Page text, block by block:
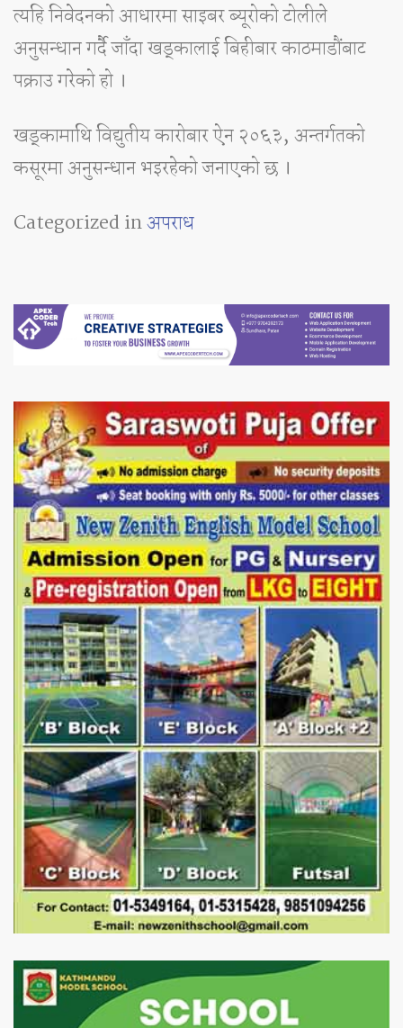
त्यहि निवेदनको आधारमा साइबर ब्यूरोको टोलीले
अनुसन्धान गर्दै जाँदा खड्कालाई बिहीबार काठमाडौंबाट
पक्राउ गरेको हो ।
खड्कामाथि विद्युतीय कारोबार ऐन २०६३, अन्तर्गतको
कसूरमा अनुसन्धान भइरहेको जनाएको छ ।
Categorized inअपराध